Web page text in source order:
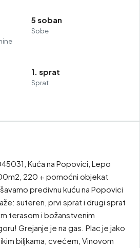
5 soban
Sobe
1. sprat
Sprat
Kuća na Popovici, Lepo
220 + pomoćni objekat
predivnu kuću na Popovici
suteren, prvi sprat i drugi sprat
terasom i božanstvenim
Grejanje je na gas. Plac je jako
biljkama, cvećem, Vinovom